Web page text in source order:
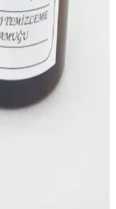
ve Şık
tasarımıyla belge
ve yüksek
sunar.
Saklama
kabı seti,
ve pratik